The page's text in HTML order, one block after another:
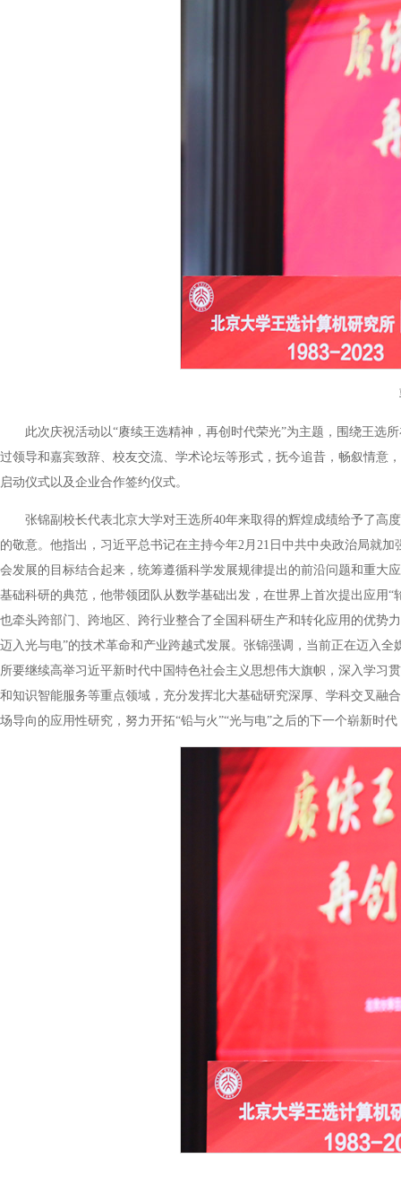
此次庆祝活动以“赓续王选精神，再创时代荣光”为主题，围绕王选
过领导和嘉宾致辞、校友交流、学术论坛等形式，抚今追昔，畅叙情意
启动仪式以及企业合作签约仪式。
张锦副校长代表北京大学对王选所40年来取得的辉煌成绩给予了高
的敬意。他指出，习近平总书记在主持今年2月21日中共中央政治局就
会发展的目标结合起来，统筹遵循科学发展规律提出的前沿问题和重大
基础科研的典范，他带领团队从数学基础出发，在世界上首次提出应用
也牵头跨部门、跨地区、跨行业整合了全国科研生产和转化应用的优势
迈入光与电”的技术革命和产业跨越式发展。张锦强调，当前正在迈入
所要继续高举习近平新时代中国特色社会主义思想伟大旗帜，深入学习
和知识智能服务等重点领域，充分发挥北大基础研究深厚、学科交叉融
场导向的应用性研究，努力开拓“铅与火”“光与电”之后的下一个崭新时